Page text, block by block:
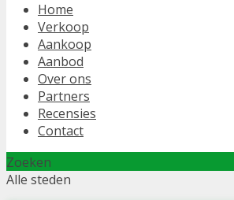
Home
Verkoop
Aankoop
Aanbod
Over ons
Partners
Recensies
Contact
Zoeken
Alle steden